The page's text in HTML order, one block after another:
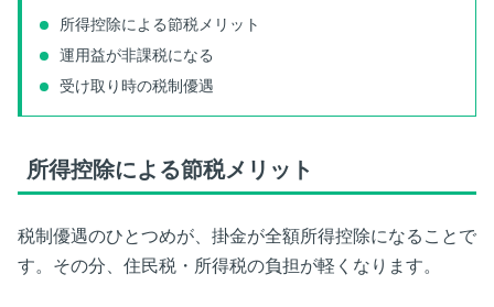
所得控除による節税メリット
運用益が非課税になる
受け取り時の税制優遇
所得控除による節税メリット
税制優遇のひとつめが、掛金が全額所得控除になることで
す。その分、住民税・所得税の負担が軽くなります。